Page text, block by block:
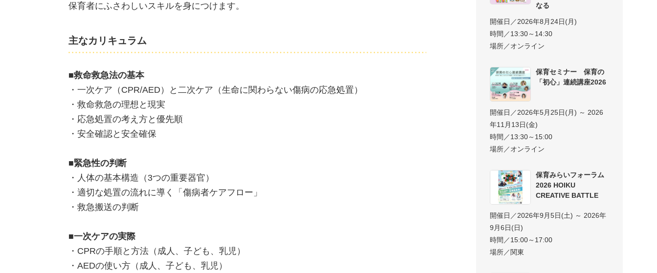
保育者にふさわしいスキルを身につけます。
主なカリキュラム
■救命救急法の基本
・一次ケア（CPR/AED）と二次ケア（生命に関わらない傷病の応急処置）
・救命救急の理想と現実
・応急処置の考え方と優先順
・安全確認と安全確保
■緊急性の判断
・人体の基本構造（3つの重要器官）
・適切な処置の流れに導く「傷病者ケアフロー」
・救急搬送の判断
■一次ケアの実際
・CPRの手順と方法（成人、子ども、乳児）
・AEDの使い方（成人、子ども、乳児）
なる
開催日／2026年8月24日(月)
時間／13:30～14:30
場所／オンライン
保育セミナー 保育の
「初心」連続講座2026
開催日／2026年5月25日(月) ～ 2026
年11月13日(金)
時間／13:30～15:00
場所／オンライン
保育みらいフォーラム
2026 HOIKU
CREATIVE BATTLE
開催日／2026年9月5日(土) ～ 2026年
9月6日(日)
時間／15:00～17:00
場所／関東